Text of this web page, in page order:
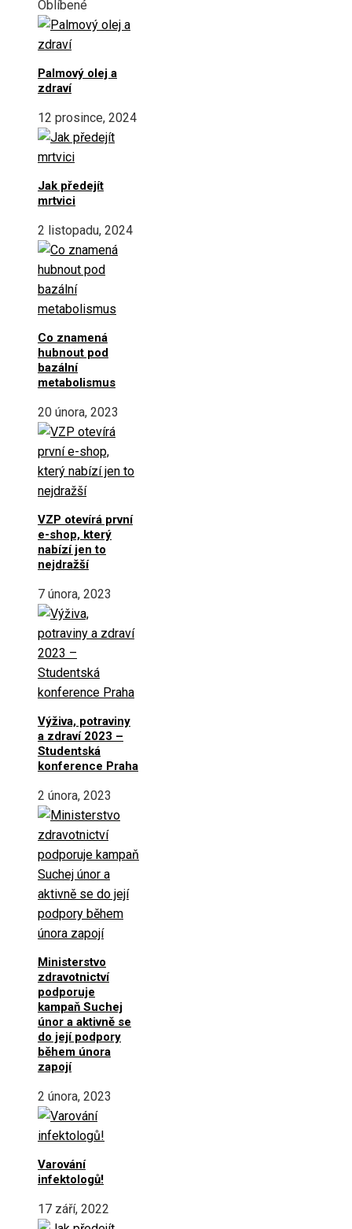
Oblíbené
Palmový olej a
zdraví
12 prosince, 2024
Jak předejít
mrtvici
2 listopadu, 2024
Co znamená
hubnout pod
bazální
metabolismus
20 února, 2023
VZP otevírá první
e-shop, který
nabízí jen to
nejdražší
7 února, 2023
Výživa, potraviny
a zdraví 2023 –
Studentská
konference Praha
2 února, 2023
Ministerstvo
zdravotnictví
podporuje
kampaň Suchej
únor a aktivně se
do její podpory
během února
zapojí
2 února, 2023
Varování
infektologů!
17 září, 2022